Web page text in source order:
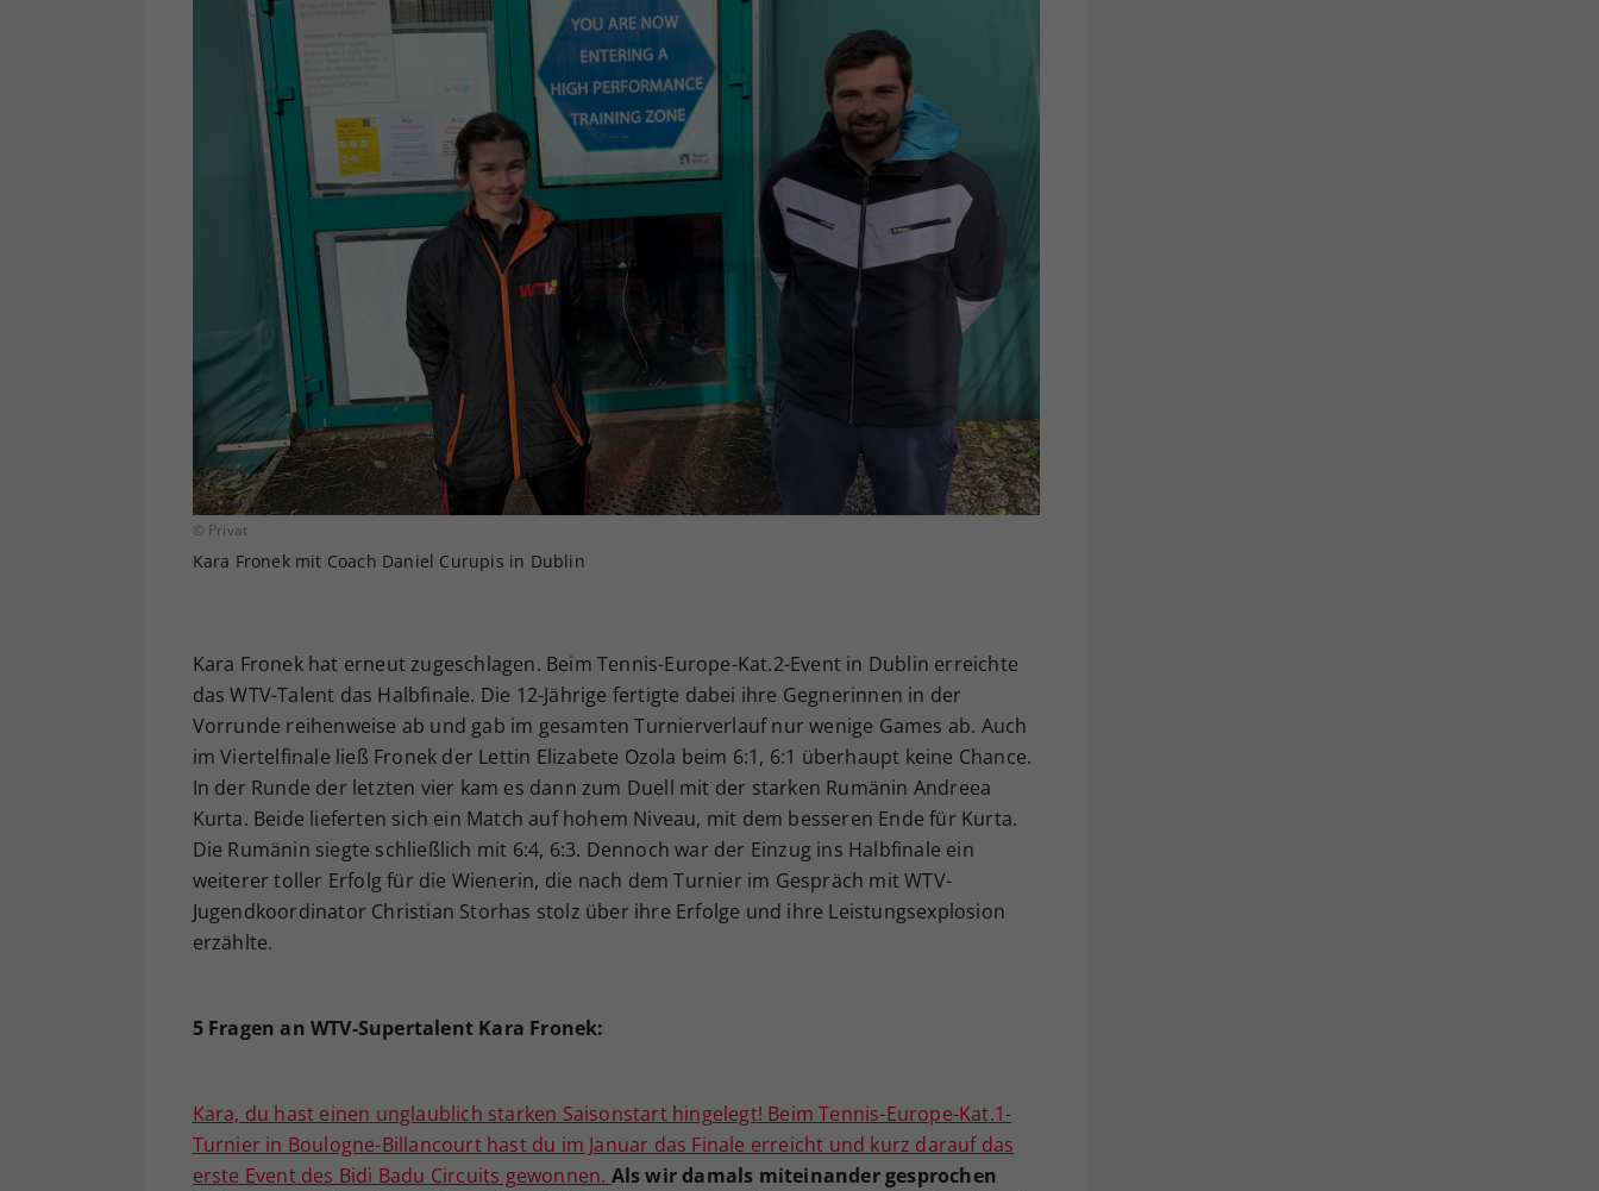
© Privat
Kara Fronek mit Coach Daniel Curupis in Dublin
Kara Fronek hat erneut zugeschlagen. Beim Tennis-Europe-Kat.2-Event in Dublin erreichte
das WTV-Talent das Halbfinale. Die 12-Jährige fertigte dabei ihre Gegnerinnen in der
Vorrunde reihenweise ab und gab im gesamten Turnierverlauf nur wenige Games ab. Auch
im Viertelfinale ließ Fronek der Lettin Elizabete Ozola beim 6:1, 6:1 überhaupt keine Chance.
In der Runde der letzten vier kam es dann zum Duell mit der starken Rumänin Andreea
Kurta. Beide lieferten sich ein Match auf hohem Niveau, mit dem besseren Ende für Kurta.
Die Rumänin siegte schließlich mit 6:4, 6:3. Dennoch war der Einzug ins Halbfinale ein
weiterer toller Erfolg für die Wienerin, die nach dem Turnier im Gespräch mit WTV-
Jugendkoordinator Christian Storhas stolz über ihre Erfolge und ihre Leistungsexplosion
erzählte.
5 Fragen an WTV-Supertalent Kara Fronek:
Kara, du hast einen unglaublich starken Saisonstart hingelegt! Beim Tennis-Europe-Kat.1-
Turnier in Boulogne-Billancourt hast du im Januar das Finale erreicht und kurz darauf das
erste Event des Bidi Badu Circuits gewonnen. Als wir damals miteinander gesprochen
Ihrer vorgenommen Einstellungen, falls der
Webseiten-Betreiber dies eingestellt hat.